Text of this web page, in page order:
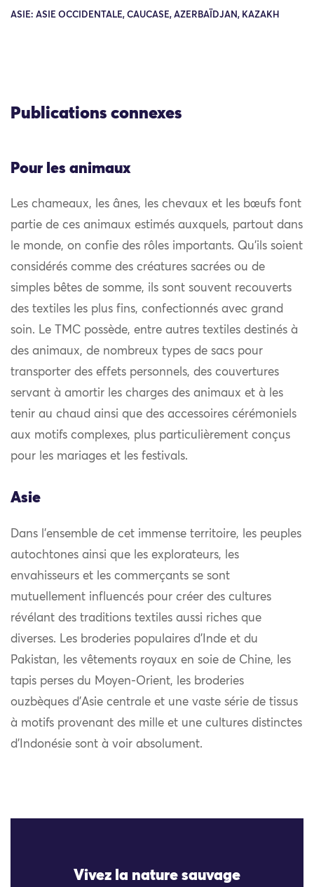
ASIE: ASIE OCCIDENTALE, CAUCASE, AZERBAÏDJAN, KAZAKH
Publications connexes
Pour les animaux
Les chameaux, les ânes, les chevaux et les bœufs font
partie de ces animaux estimés auxquels, partout dans
le monde, on confie des rôles importants. Qu’ils soient
considérés comme des créatures sacrées ou de
simples bêtes de somme, ils sont souvent recouverts
des textiles les plus fins, confectionnés avec grand
soin. Le TMC possède, entre autres textiles destinés à
des animaux, de nombreux types de sacs pour
transporter des effets personnels, des couvertures
servant à amortir les charges des animaux et à les
tenir au chaud ainsi que des accessoires cérémoniels
aux motifs complexes, plus particulièrement conçus
pour les mariages et les festivals.
Asie
Dans l’ensemble de cet immense territoire, les peuples
autochtones ainsi que les explorateurs, les
envahisseurs et les commerçants se sont
mutuellement influencés pour créer des cultures
révélant des traditions textiles aussi riches que
diverses. Les broderies populaires d’Inde et du
Pakistan, les vêtements royaux en soie de Chine, les
tapis perses du Moyen-Orient, les broderies
ouzbèques d’Asie centrale et une vaste série de tissus
à motifs provenant des mille et une cultures distinctes
d’Indonésie sont à voir absolument.
Vivez la nature sauvage